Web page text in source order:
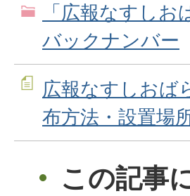
「広報なすしお
バックナンバー
広報なすしおば
布方法・設置場
この記事